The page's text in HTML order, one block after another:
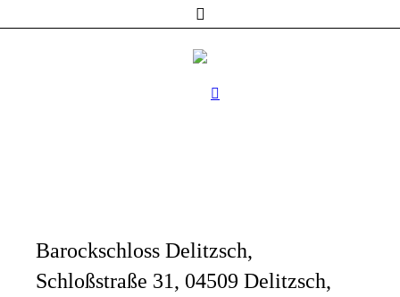
Barockschloss Delitzsch,
Schloßstraße 31, 04509 Delitzsch,